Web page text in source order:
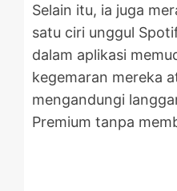
Selain itu, ia juga
satu ciri unggul
dalam aplikasi
kegemaran mereka
mengandungi
Premium tanpa